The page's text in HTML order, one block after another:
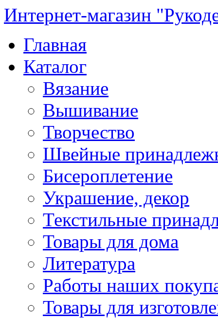
Интернет-магазин
Главная
Каталог
Вязание
Вышивание
Творчество
Швейные
Бисероплетение
Украшение, декор
Текстильные
Товары для дома
Литература
Работы наших
Товары для